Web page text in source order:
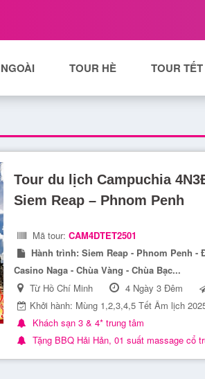
TOUR HÈ TOUR TẾT
Tour du lịch Campuchia
Siem Reap – Phnom Penh
Mã tour: CAM4DTET2501
Hành trình: Siem Reap - Phnom Penh -
Casino Naga - Chùa Vàng - Chùa Bạc...
Từ Hồ Chí Minh
4 Ngày 3 Đêm
Khởi hành: Mùng 1,2,3,4,5 Tết Âm lịch
Khách sạn 3 & 4* trung tâm
Tặng BBQ Hải Hản, 01 suất massage cổ